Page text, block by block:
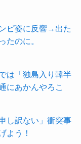
ピ姿に反響→出た
たのに。
は「独島入り韓半
にあかんやろこ
し訳ない」衝突事
よう！